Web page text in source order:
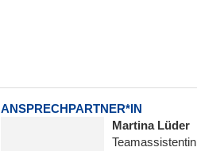
ANSPRECHPARTNER*IN
Martina Lüder
Teamassistentin